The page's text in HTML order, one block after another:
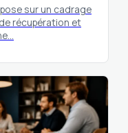
sur un cadrage
récupération et